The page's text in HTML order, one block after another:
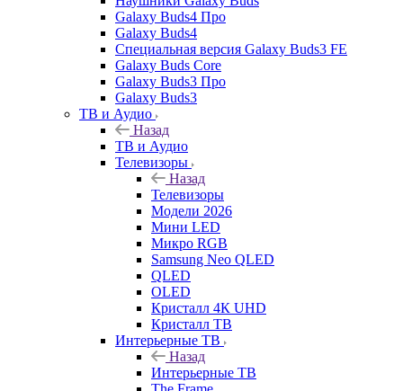
Galaxy Buds4 Про
Galaxy Buds4
Специальная версия Galaxy Buds3 FE
Galaxy Buds Core
Galaxy Buds3 Про
Galaxy Buds3
ТВ и Аудио
Назад
ТВ и Аудио
Телевизоры
Назад
Телевизоры
Модели 2026
Мини LED
Микро RGB
Samsung Neo QLED
QLED
OLED
Кристалл 4К UHD
Кристалл ТВ
Интерьерные ТВ
Назад
Интерьерные ТВ